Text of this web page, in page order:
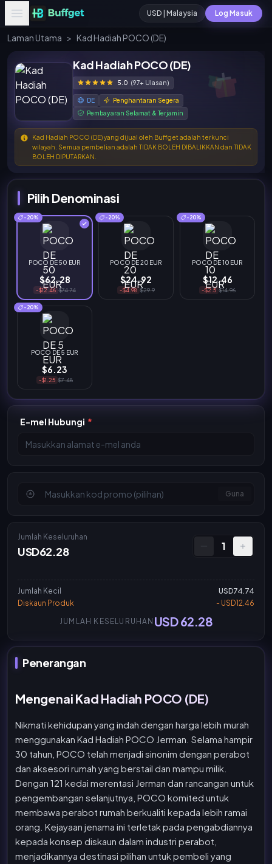
USD | Malaysia Log Masuk
Laman Utama > Kad Hadiah POCO (DE)
Kad Hadiah POCO (DE)
5.0 (97+ Ulasan)
DE
Penghantaran Segera
Pembayaran Selamat & Terjamin
Kad Hadiah POCO (DE) yang dijual oleh Buffget adalah terkunci
wilayah. Semua pembelian adalah TIDAK BOLEH DIBALIKKAN dan TIDAK
BOLEH DIPUTARKAN.
Pilih Denominasi
-20%
POCO DE 50 EUR
$62.28
-$12.46 $74.74
-20%
POCO DE 20 EUR
$24.92
-$4.98 $29.9
-20%
POCO DE 10 EUR
$12.46
-$2.5 $14.96
-20%
POCO DE 5 EUR
$6.23
-$1.25 $7.48
E-mel Hubungi *
Guna
Jumlah Keseluruhan
USD62.28 1
Jumlah Kecil
USD74.74
Diskaun Produk
- USD12.46
JUMLAH KESELURUHAN USD 62.28
Penerangan
Mengenai Kad Hadiah POCO (DE)
Nikmati kehidupan yang indah dengan harga lebih murah
menggunakan Kad Hadiah POCO Jerman. Selama hampir
30 tahun, POCO telah menjadi sinonim dengan perabot
dan aksesori rumah yang berstail dan mampu milik.
Dengan 121 kedai merentasi Jerman dan rancangan untuk
pengembangan selanjutnya, POCO komited untuk
membawa perabot rumah berkualiti kepada lebih ramai
orang. Kejayaan jenama ini terletak pada pengabdiannya
kepada konsep diskaun dalam industri perabot,
menjadikannya destinasi pilihan untuk pembeli yang